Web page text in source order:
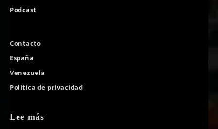
Podcast
Contacto
España
Venezuela
Política de privacidad
Lee más